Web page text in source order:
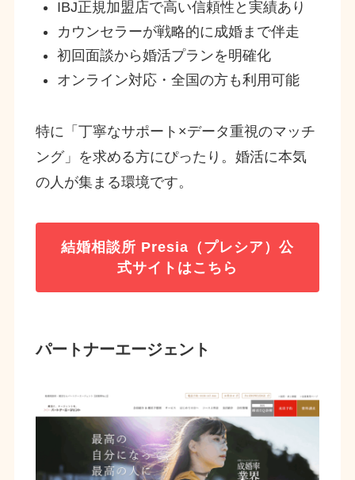
IBJ正規加盟店で高い信頼性と実績あり
カウンセラーが戦略的に成婚まで伴走
初回面談から婚活プランを明確化
オンライン対応・全国の方も利用可能
特に「丁寧なサポート×データ重視のマッチ
ング」を求める方にぴったり。婚活に本気
の人が集まる環境です。
結婚相談所 Presia（プレシア） 公
式サイトはこちら
パートナーエージェント